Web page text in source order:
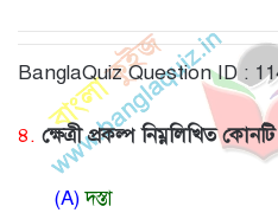
BanglaQuiz Question ID :
৪. ক্ষেত্রী প্রকল্প নিম্নলিখিত
(A)দস্তা